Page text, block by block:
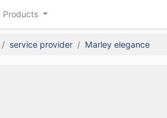
Products
service provider Marley elegance